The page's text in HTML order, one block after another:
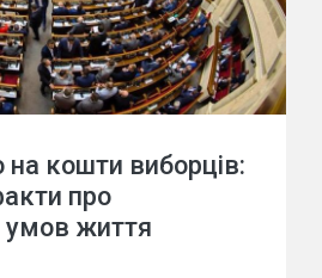
кошти виборців:
про
умов життя